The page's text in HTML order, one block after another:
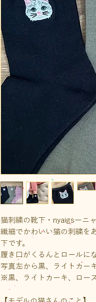
猫刺繍の靴下・nyaigsーニ
繊細でかわいい猫の刺繍を
下です。
履き口がくるんとロールに
写真左から黒、ライトカー
※黒、ライトカーキ、ロー